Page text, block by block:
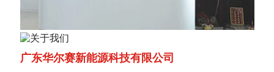
广东华尔赛新能源科技有限公司